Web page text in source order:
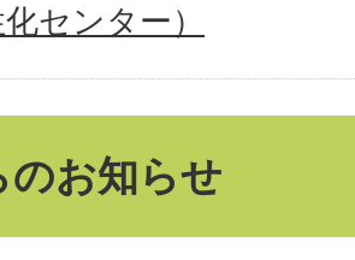
センター）
のお知らせ